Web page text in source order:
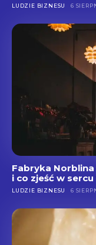
LUDZIE BIZNESU 6
Fabryka
i co zjeść w sercu
LUDZIE BIZNESU 6